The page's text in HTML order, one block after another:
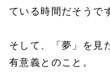
ている時間だそうで
そして、「夢」を見
有意義とのこと。